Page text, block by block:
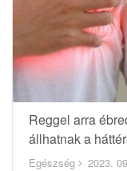
Reggel arra
állhatnak a
Egészség 2023.